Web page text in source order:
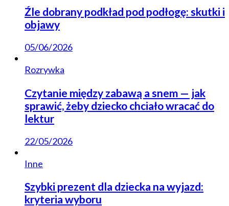
Źle dobrany podkład pod podłogę: skutki i
objawy
05/06/2026
Rozrywka
Czytanie między zabawą a snem — jak
sprawić, żeby dziecko chciało wracać do
lektur
22/05/2026
Inne
Szybki prezent dla dziecka na wyjazd:
kryteria wyboru